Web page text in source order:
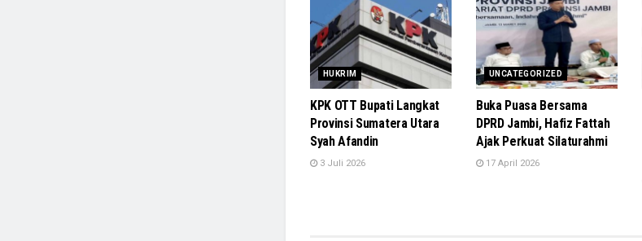
HUKRIM
KPK OTT Bupati Langkat
Provinsi Sumatera Utara
Syah Afandin
3 Juli 2026
UNCATEGORIZED
Buka Puasa Bersama
DPRD Jambi, Hafiz Fattah
Ajak Perkuat Silaturahmi
17 April 2026